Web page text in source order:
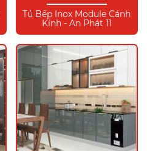
Tủ Bếp Inox Module Cánh
Kính - An Phát 11